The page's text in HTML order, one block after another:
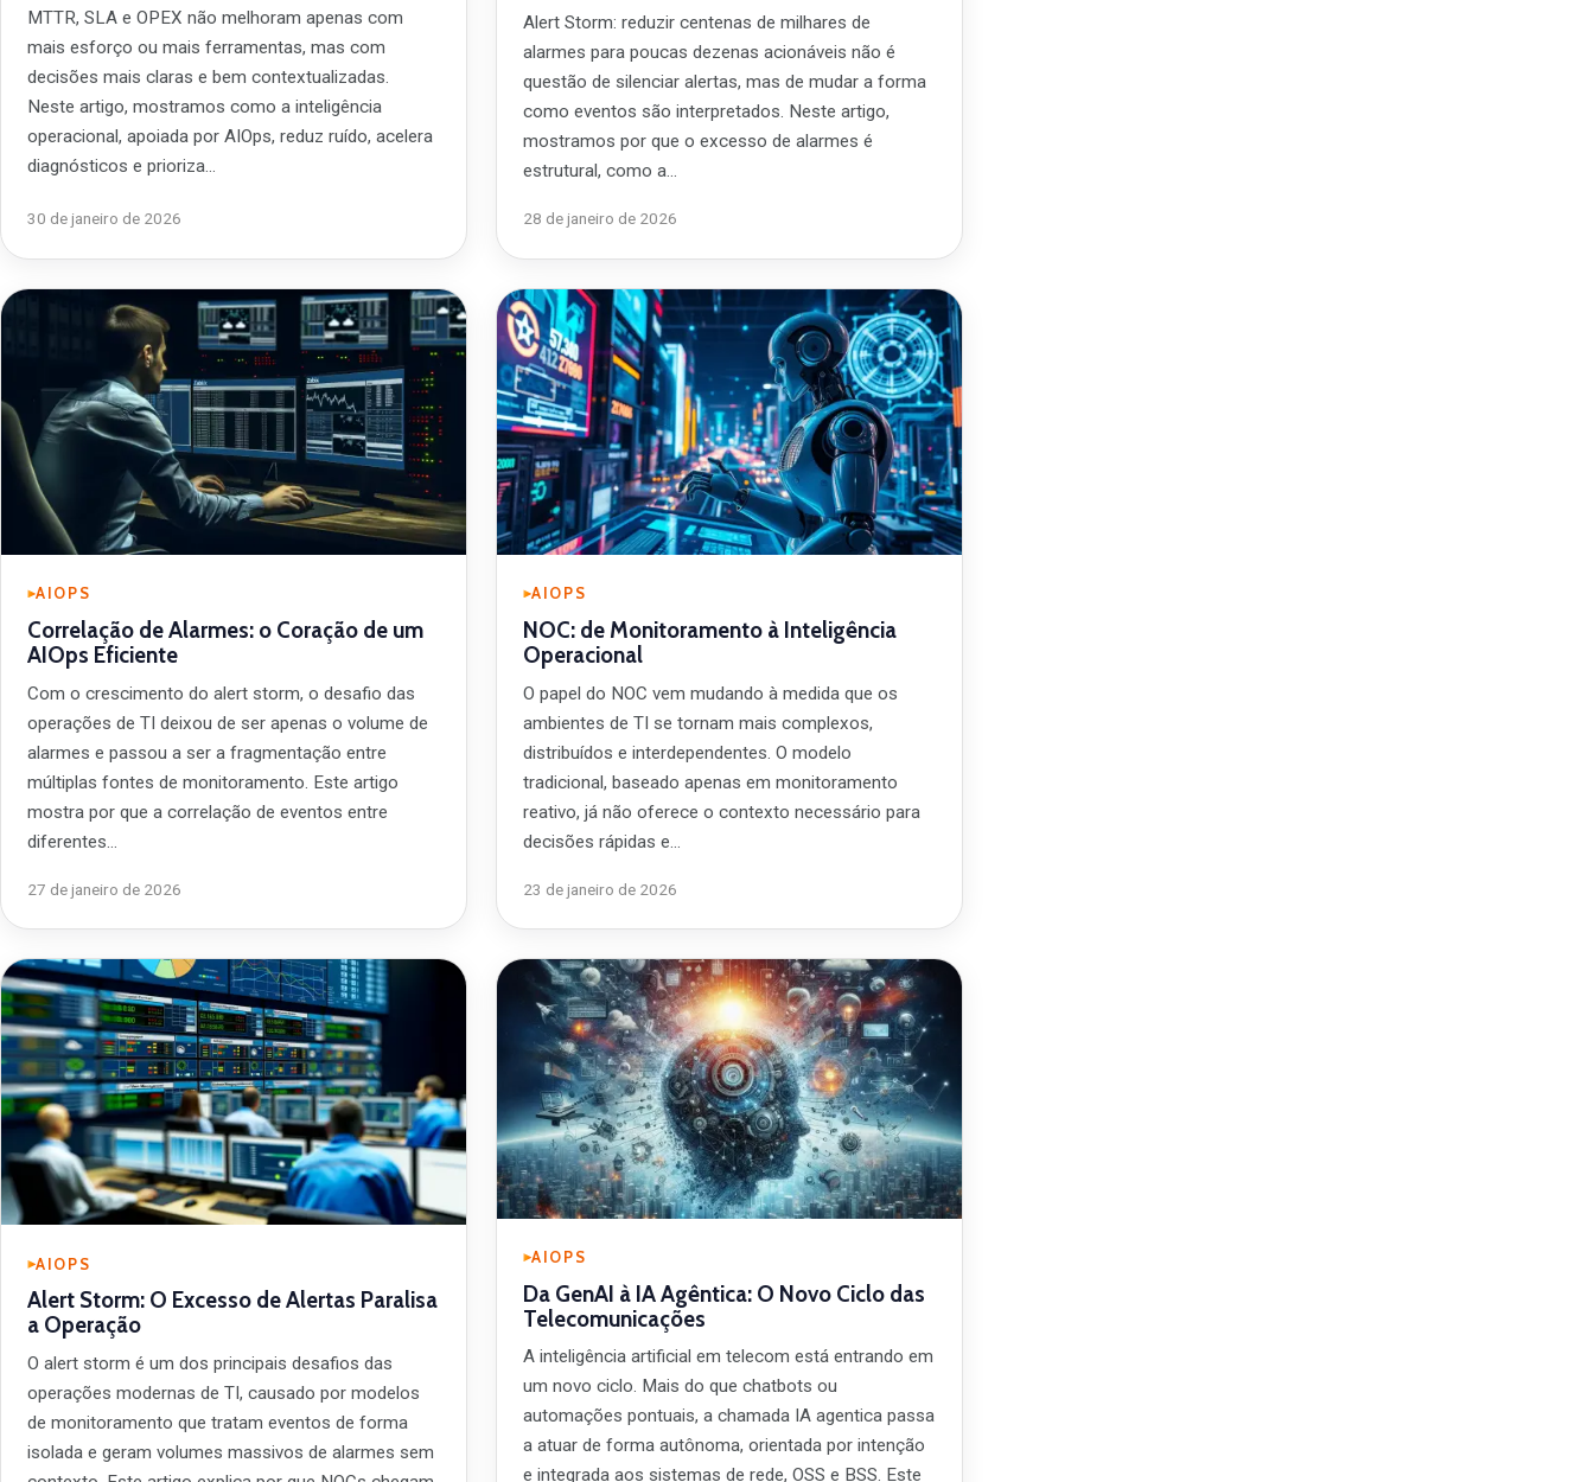
MTTR, SLA e OPEX não melhoram apenas com
mais esforço ou mais ferramentas, mas com
decisões mais claras e bem contextualizadas.
Neste artigo, mostramos como a inteligência
operacional, apoiada por AIOps, reduz ruído, acelera
diagnósticos e prioriza…
30 de janeiro de 2026
Alert Storm: reduzir centenas de milhares de
alarmes para poucas dezenas acionáveis não é
questão de silenciar alertas, mas de mudar a forma
como eventos são interpretados. Neste artigo,
mostramos por que o excesso de alarmes é
estrutural, como a…
28 de janeiro de 2026
AIOPS
Correlação de Alarmes: o Coração de um
AIOps Eficiente
Com o crescimento do alert storm, o desafio das
operações de TI deixou de ser apenas o volume de
alarmes e passou a ser a fragmentação entre
múltiplas fontes de monitoramento. Este artigo
mostra por que a correlação de eventos entre
diferentes…
27 de janeiro de 2026
AIOPS
NOC: de Monitoramento à Inteligência
Operacional
O papel do NOC vem mudando à medida que os
ambientes de TI se tornam mais complexos,
distribuídos e interdependentes. O modelo
tradicional, baseado apenas em monitoramento
reativo, já não oferece o contexto necessário para
decisões rápidas e…
23 de janeiro de 2026
AIOPS
Alert Storm: O Excesso de Alertas Paralisa
a Operação
O alert storm é um dos principais desafios das
operações modernas de TI, causado por modelos
de monitoramento que tratam eventos de forma
isolada e geram volumes massivos de alarmes sem
AIOPS
Da GenAI à IA Agêntica: O Novo Ciclo das
Telecomunicações
A inteligência artificial em telecom está entrando em
um novo ciclo. Mais do que chatbots ou
automações pontuais, a chamada IA agentica passa
a atuar de forma autônoma, orientada por intenção
e integrada aos sistemas de rede, OSS e BSS. Este